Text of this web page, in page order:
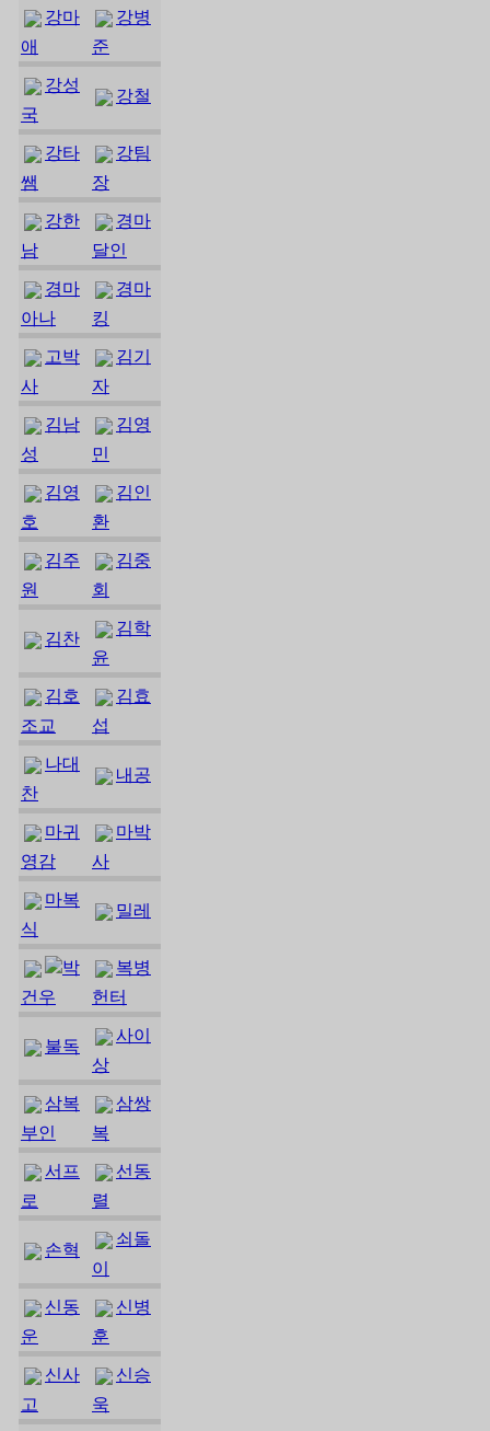
강마
애
강병
준
강성
국
강철
강타
쌤
강팀
장
강한
남
경마
달인
경마
아나
경마
킹
고박
사
김기
자
김남
성
김영
민
김영
호
김인
환
김주
원
김중
회
김찬
김학
윤
김호
조교
김효
섭
나대
찬
내공
마귀
영감
마박
사
마복
식
밀레
박
건우
복병
헌터
불독
사이
상
삼복
부인
삼쌍
복
서프
로
선동
렬
손혁
쇠돌
이
신동
운
신병
훈
신사
고
신승
욱